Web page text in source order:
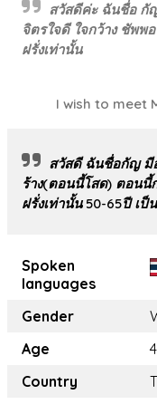
สวัสดีค่ะ ฉันชื่อ กั
จิตรใจดี ใจกว้าง ชัพพ
ฝรั่งเท่านั้น
I wish to meet
สวัสดี ฉันชื่อกัญ มี
ร้าง(ตอนนี้โสด) ตอนนี้
ฝรั่งเท่านั้น 50-65ปี เ
Spoken
languages
Gender
Age
Country